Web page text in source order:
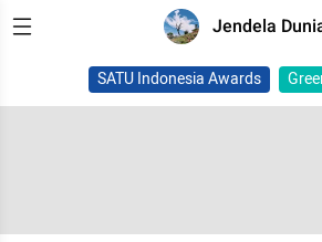
Jendela
SATU Indonesia Awards